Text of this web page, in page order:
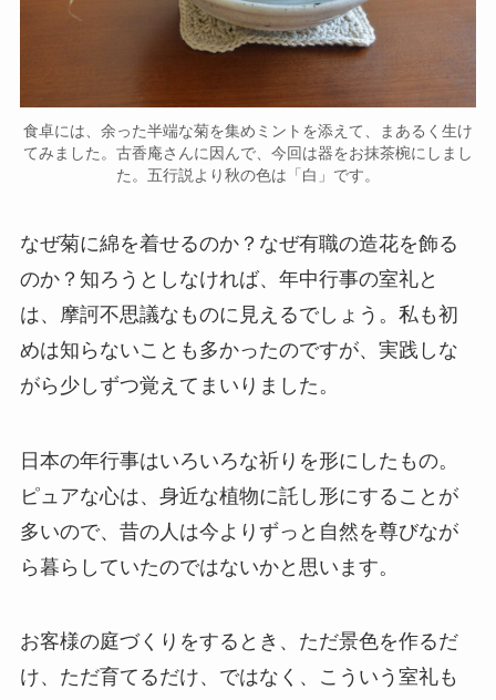
食卓には、余った半端な菊を集めミントを添えて、まあるく生け
てみました。古香庵さんに因んで、今回は器をお抹茶椀にしまし
た。五行説より秋の色は「白」です。
なぜ菊に綿を着せるのか？なぜ有職の造花を飾る
のか？知ろうとしなければ、年中行事の室礼と
は、摩訶不思議なものに見えるでしょう。私も初
めは知らないことも多かったのですが、実践しな
がら少しずつ覚えてまいりました。
日本の年行事はいろいろな祈りを形にしたもの。
ピュアな心は、身近な植物に託し形にすることが
多いので、昔の人は今よりずっと自然を尊びなが
ら暮らしていたのではないかと思います。
お客様の庭づくりをするとき、ただ景色を作るだ
け、ただ育てるだけ、ではなく、こういう室礼も